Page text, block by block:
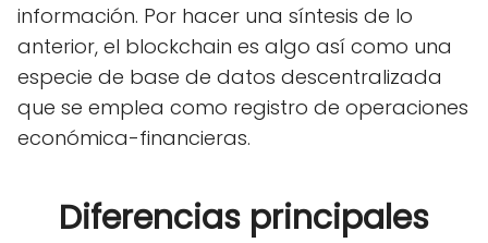
información. Por hacer una síntesis de lo
anterior, el blockchain es algo así como una
especie de base de datos descentralizada
que se emplea como registro de operaciones
económica-financieras.
Diferencias principales